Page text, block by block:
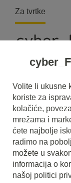
Za tvrtke
Podrška»Hoće
tijekom
Hoće li mi
Domene i
Volite li ukusne
koriste za
kolačiće,
mrežama i
ćete najbolje
radimo na
možete u
informacija o
našoj politici